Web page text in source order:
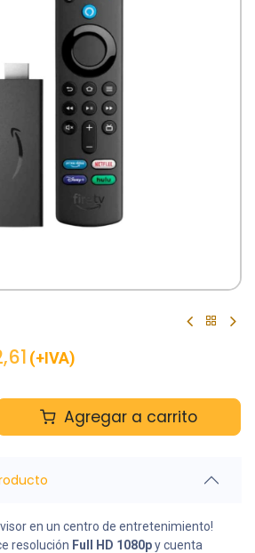
(+IVA)
Agregar a carrito
en un centro de entretenimiento!
resolución Full HD 1080py cuenta